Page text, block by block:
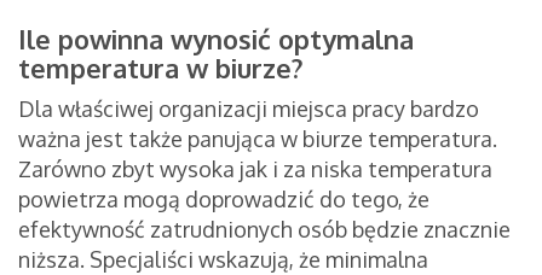
Ile powinna wynosić optymalna
temperatura w biurze?
Dla właściwej organizacji miejsca pracy bardzo
ważna jest także panująca w biurze temperatura.
Zarówno zbyt wysoka jak i za niska temperatura
powietrza mogą doprowadzić do tego, że
efektywność zatrudnionych osób będzie znacznie
niższa. Specjaliści wskazują, że minimalna